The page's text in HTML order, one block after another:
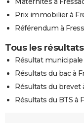
Prix immobilier à
Référendum à
Tous les
Résultat municipale
Résultats du bac à
Résultats du brevet
Résultats du BTS à